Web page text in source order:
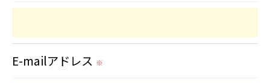
果＞
した当社のサービスをご提供できない場合
がございますので予めご了承ください。
E-mailアドレス ※